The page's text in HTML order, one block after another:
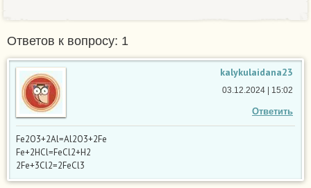
Ответов к вопросу: 1
kalykulaidana23
Ответить
03.12.2024 | 15:02
Fe2O3+2Al=Al2O3+2Fe
Fe+2HCl=FeCl2+H2
2Fe+3Cl2=2FeCl3